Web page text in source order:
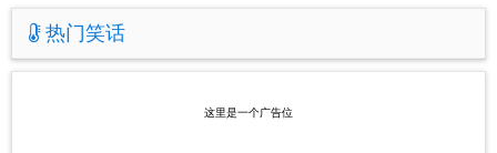
热门笑话
这里是一个广告位